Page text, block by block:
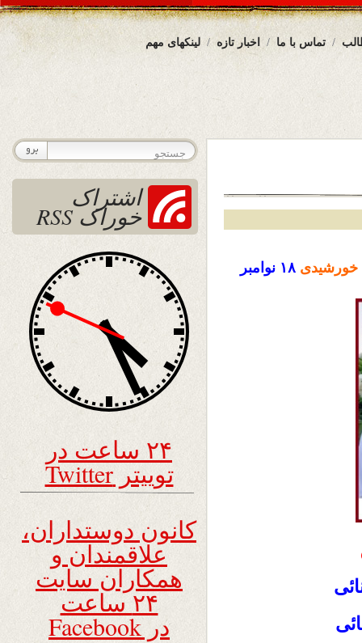
لینکهای مهم اخبار تازه تماس با ما
خورشیدی ۱۸ نوامبر
اشتراک
خوراک RSS
۲۴ ساعت در
توییتر Twitter
کانون دوستداران،
علاقمندان و
همکاران سایت
۲۴ ساعت
در Facebook